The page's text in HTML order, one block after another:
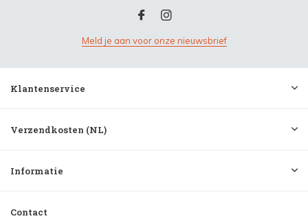
Meld je aan voor onze nieuwsbrief
Klantenservice
Verzendkosten (NL)
Informatie
Contact